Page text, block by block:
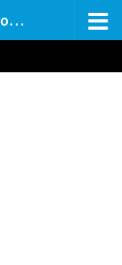
Farming Simulator 25 Mods | FS25 Mods Stahování